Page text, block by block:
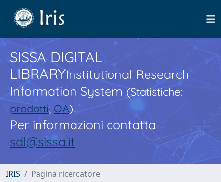
SISSA DIGITAL
LIBRARYInstitutional Research
Information System(Statistiche:
prodotti,OA)
Per informazioni contatta
sdl@sissa.it
IRIS Pagina ricercatore